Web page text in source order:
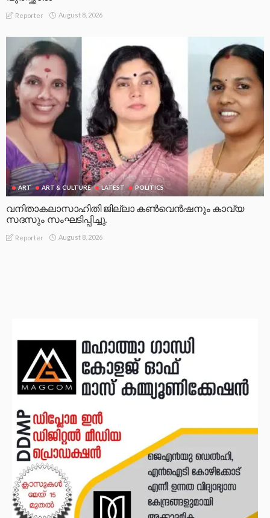
Reporter August 8, 2026
ART ART & CULTURE LATEST POLITICS
വനിതാകലാസാഹിതി ജില്ലാ കൺവെൻഷനും കാവ്യ
സദസും സംഘടിപ്പിച്ചു.
Reporter August 8, 2026